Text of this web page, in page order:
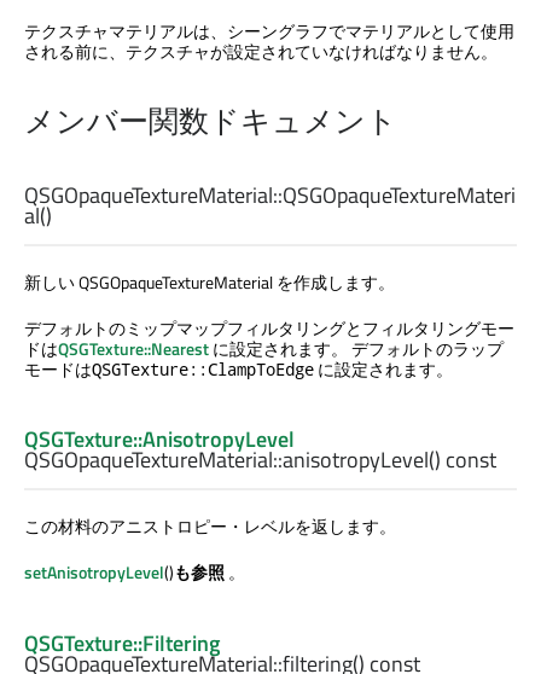
テクスチャマテリアルは、シーングラフでマテリアルとして使用
される前に、テクスチャが設定されていなければなりません。
メンバー関数ドキュメント
QSGOpaqueTextureMaterial::QSGOpaqueTextureMateri
al()
新しい QSGOpaqueTextureMaterial を作成します。
デフォルトのミップマップフィルタリングとフィルタリングモー
ドはQSGTexture::Nearestに設定されます。 デフォルトのラップ
モードはQSGTexture::ClampToEdge に設定されます。
QSGTexture::AnisotropyLevel
QSGOpaqueTextureMaterial::anisotropyLevel() const
この材料のアニストロピー・レベルを返します。
setAnisotropyLevel()も参照。
QSGTexture::Filtering
QSGOpaqueTextureMaterial::filtering() const